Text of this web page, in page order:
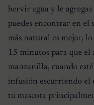
hervir agua y le
puedes encontrar en el
más natural es mejor,
15 minutos para que el
manzanilla, cuando
infusión escurriendo el
tu mascota